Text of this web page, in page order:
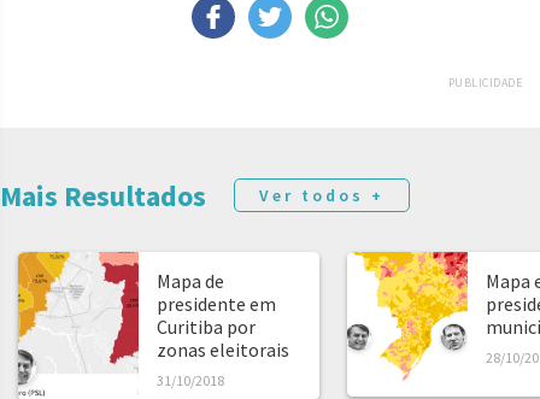
PUBLICIDADE
Mais Resultados Ver todos +
Mapa de
presidente em
Curitiba por
zonas eleitorais
31/10/2018
Mapa
28/10/